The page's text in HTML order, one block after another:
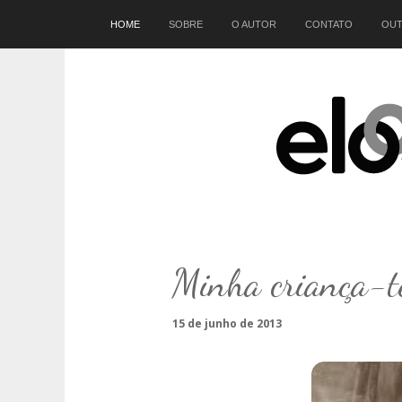
HOME SOBRE O AUTOR CONTATO Início
Minha criança-
15 de junho de 2013